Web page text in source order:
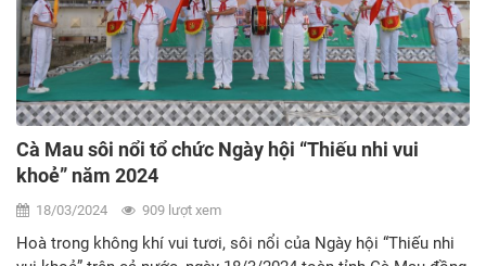
nhi với nhiều đầu sách hay và phù hợp với lứa tuổi thiếu nhi.
Cà Mau sôi nổi tổ chức Ngày hội “Thiếu nhi vui
khoẻ” năm 2024
18/03/2024 909 lượt xem
Hoà trong không khí vui tươi, sôi nổi của Ngày hội “Thiếu nhi